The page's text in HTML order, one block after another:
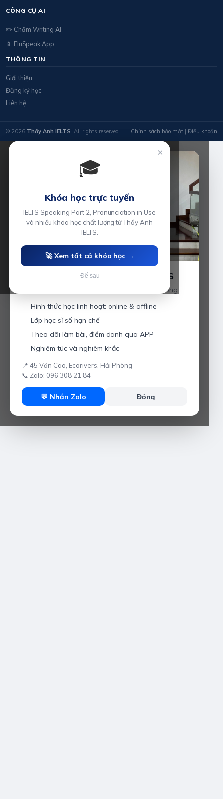
CÔNG CỤ AI
✏️ Chấm Writing AI
📱 FluSpeak App
THÔNG TIN
Giới thiệu
Đăng ký học
Liên hệ
© 2026 Thầy Anh IELTS. All rights reserved. Chính sách bảo mật | Điều khoản
Luyện thi IELTS cùng Thầy Anh IELTS
Giáo viên hơn 10 năm kinh nghiệm tại Hải Phòng.
Hình thức học linh hoạt: online & offline
Lớp học sĩ số hạn chế
Theo dõi làm bài, điểm danh qua APP
Nghiêm túc và nghiêm khắc
📍 45 Văn Cao, Ecorivers, Hải Phòng
📞 Zalo: 096 308 21 84
💬 Nhắn Zalo Đóng
×
🎓
Khóa học trực tuyến
IELTS Speaking Part 2, Pronunciation in Use
và nhiều khóa học chất lượng từ Thầy Anh
IELTS.
🚀 Xem tất cả khóa học →
Để sau